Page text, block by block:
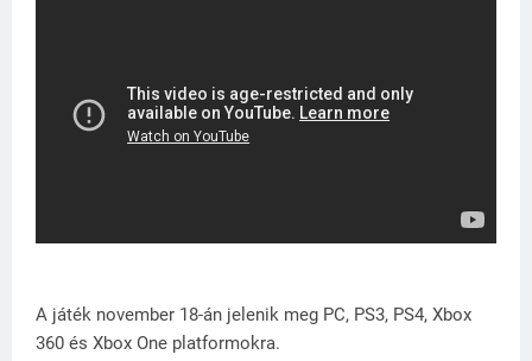
A játék november 18-án jelenik meg PC, PS3, PS4, Xbox
360 és Xbox One platformokra.